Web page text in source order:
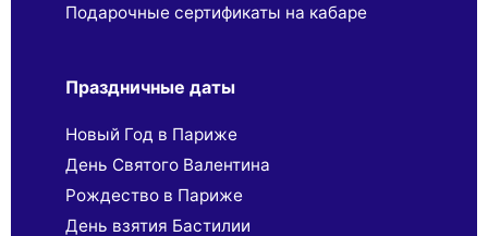
Подарочные сертификаты на кабаре
Праздничные даты
Новый Год в Париже
День Святого Валентина
Рождество в Париже
День взятия Бастилии